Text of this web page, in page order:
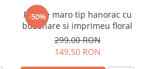
-50%
Rochie maro tip hanorac cu
buzunare si imprimeu floral
299,00 RON
149,50 RON